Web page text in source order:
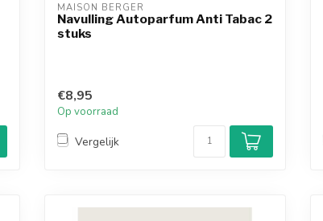
MAISON BERGER
Navulling Autoparfum Anti Tabac 2
stuks
€8,95
Op voorraad
Vergelijk